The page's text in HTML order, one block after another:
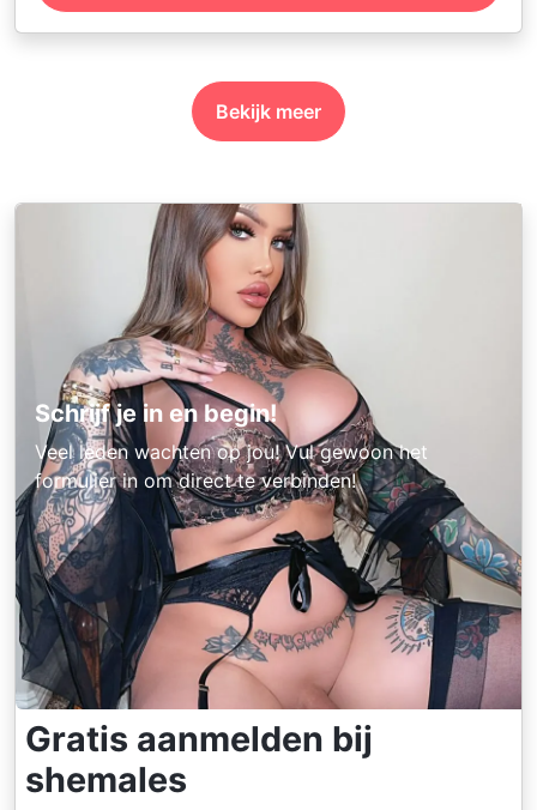
Bekijk meer
Schrijf je in en begin!
Veel leden wachten op jou! Vul gewoon het
formulier in om direct te verbinden!
Gratis aanmelden bij
shemales